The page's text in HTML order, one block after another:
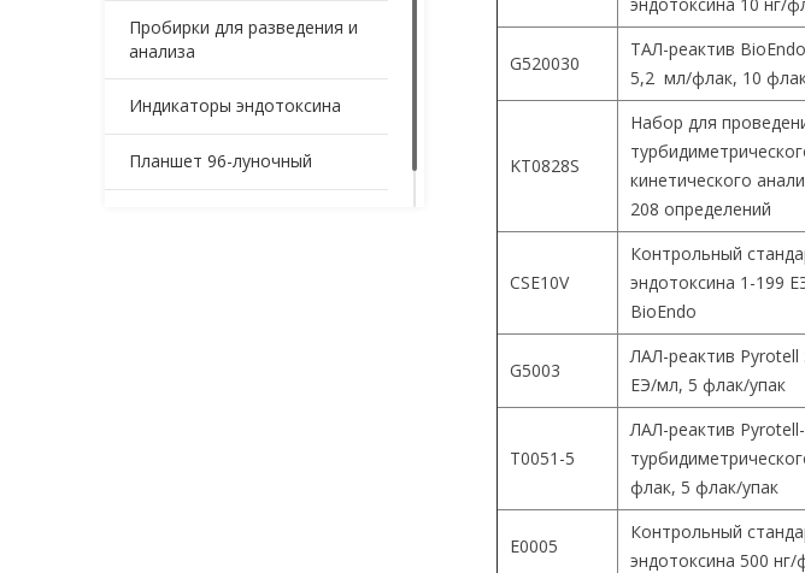
Пробирки для разведения и
анализа
Индикаторы эндотоксина
Планшет 96-луночный
G520030
ТАЛ-реактив
5,2 мл/флак, 10
KT0828S
Набор для
кинетического
208 определений
CSE10V
Контрольный
эндотоксина 1-199
BioEndo
G5003
ЛАЛ-реактив
ЕЭ/мл, 5 флак/упак
T0051-5
ЛАЛ-реактив
флак, 5 флак/упак
E0005
Контрольный
эндотоксина 500